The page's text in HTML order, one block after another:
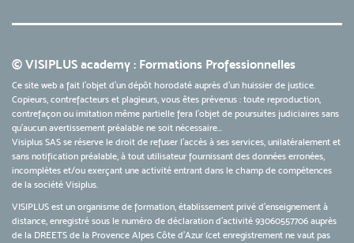
© VISIPLUS academy : Formations Professionnelles
Ce site web a fait l'objet d'un dépôt horodaté auprès d'un huissier de justice.
Copieurs, contrefacteurs et plagieurs, vous êtes prévenus : toute reproduction,
contrefaçon ou imitation même partielle fera l'objet de poursuites judiciaires sans
qu’aucun avertissement préalable ne soit nécessaire...
Visiplus SAS se réserve le droit de refuser l'accès à ses services, unilatéralement et
sans notification préalable, à tout utilisateur fournissant des données erronées,
incomplètes et/ou exerçant une activité entrant dans le champ de compétences
de la société Visiplus.
VISIPLUS est un organisme de formation, établissement privé d’enseignement à
distance, enregistré sous le numéro de déclaration d’activité 93060557706 auprès
de la DREETS de la Provence Alpes Côte d’Azur (cet enregistrement ne vaut pas